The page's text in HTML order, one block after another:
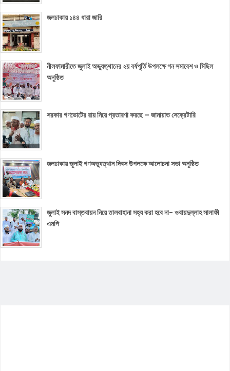
জলঢাকায় ১৪৪ ধারা জারি
নীলফামারীতে জুলাই অভ্যুত্থানের ২য় বর্ষপূর্তি উপলক্ষে গন সমাবেশ ও মিছিল
অনুষ্ঠিত
সরকার গণভোটের রায় নিয়ে প্রতারণা করছে – জামায়াত সেক্রেটারি
জলঢাকায় জুলাই গণঅভ্যুত্থান দিবস উপলক্ষে আলোচনা সভা অনুষ্ঠিত
জুলাই সনদ বাস্তবায়ন নিয়ে তালবাহানা সহ্য করা হবে না- ওবায়দুল্লাহ সালাফী
এমপি